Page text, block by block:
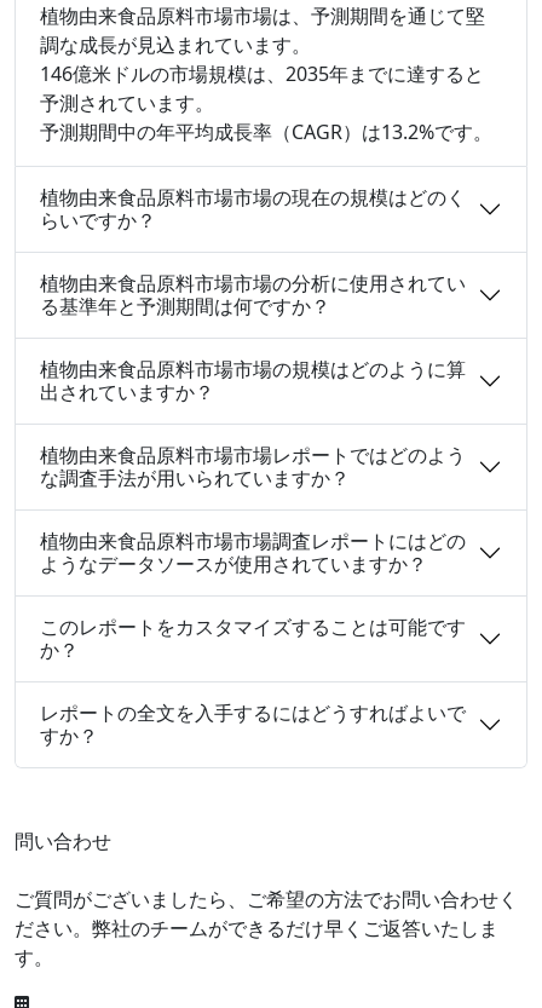
植物由来食品原料市場市場は、予測期間を通じて堅
調な成長が見込まれています。
146億米ドルの市場規模は、2035年までに達すると
予測されています。
予測期間中の年平均成長率（CAGR）は13.2%です。
植物由来食品原料市場市場の現在の規模はどのく
らいですか？
植物由来食品原料市場市場の分析に使用されてい
る基準年と予測期間は何ですか？
植物由来食品原料市場市場の規模はどのように算
出されていますか？
植物由来食品原料市場市場レポートではどのよう
な調査手法が用いられていますか？
植物由来食品原料市場市場調査レポートにはどの
ようなデータソースが使用されていますか？
このレポートをカスタマイズすることは可能です
か？
レポートの全文を入手するにはどうすればよいで
すか？
問い合わせ
ご質問がございましたら、ご希望の方法でお問い合わせく
ださい。弊社のチームができるだけ早くご返答いたしま
す。